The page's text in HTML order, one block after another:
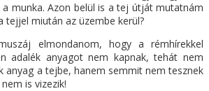
munka. Azon belül is a tej útját mutatnám
tejjel miután az üzembe kerül?
elmondanom, hogy a rémhírekkel
adalék anyagot nem kapnak, tehát nem
anyag a tejbe, hanem semmit nem tesznek
is vizezik!